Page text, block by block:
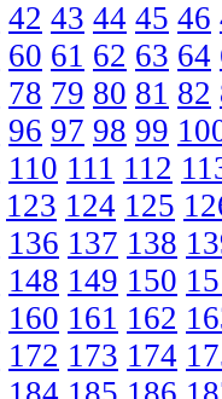
42 43 44 45 46
60 61 62 63 64
78 79 80 81 82
96 97 98 99
110 111 112
123 124 125
136 137 138
148 149 150
160 161 162
172 173 174